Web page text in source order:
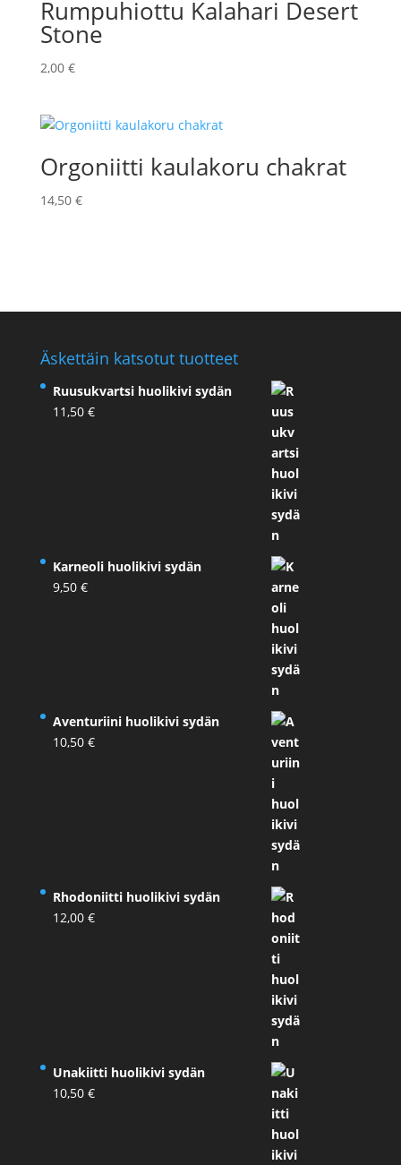
Rumpuhiottu Kalahari Desert
Stone
2,00 €
Orgoniitti kaulakoru chakrat
14,50 €
Äskettäin katsotut tuotteet
Ruusukvartsi huolikivi sydän
11,50 €
Karneoli huolikivi sydän
9,50 €
Aventuriini huolikivi sydän
10,50 €
Rhodoniitti huolikivi sydän
12,00 €
Unakiitti huolikivi sydän
10,50 €